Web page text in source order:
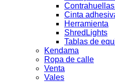
Cinta
Herramienta
ShredLights
Tablas de
Kendama
Ropa de calle
Venta
Vales